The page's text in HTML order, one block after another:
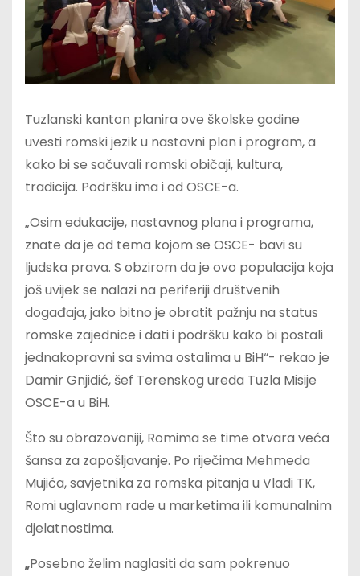
Tuzlanski kanton planira ove školske godine
uvesti romski jezik u nastavni plan i program, a
kako bi se sačuvali romski običaji, kultura,
tradicija. Podršku ima i od OSCE-a.
„Osim edukacije, nastavnog plana i programa,
znate da je od tema kojom se OSCE- bavi su
ljudska prava. S obzirom da je ovo populacija koja
još uvijek se nalazi na periferiji društvenih
događaja, jako bitno je obratit pažnju na status
romske zajednice i dati i podršku kako bi postali
jednakopravni sa svima ostalima u BiH“- rekao je
Damir Gnjidić, šef Terenskog ureda Tuzla Misije
OSCE-a u BiH.
Što su obrazovaniji, Romima se time otvara veća
šansa za zapošljavanje. Po riječima Mehmeda
Mujića, savjetnika za romska pitanja u Vladi TK,
Romi uglavnom rade u marketima ili komunalnim
djelatnostima.
„Posebno želim naglasiti da sam pokrenuo